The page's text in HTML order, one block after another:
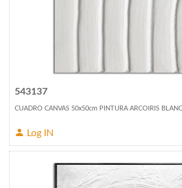
543137
CUADRO CANVAS 50x50cm PINTURA ARCOIRIS
Log IN